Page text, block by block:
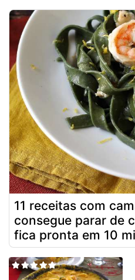
11 receitas com
consegue parar de
fica pronta em 10